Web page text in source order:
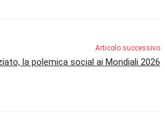
Articolo successivo
la polemica social ai Mondiali 2026